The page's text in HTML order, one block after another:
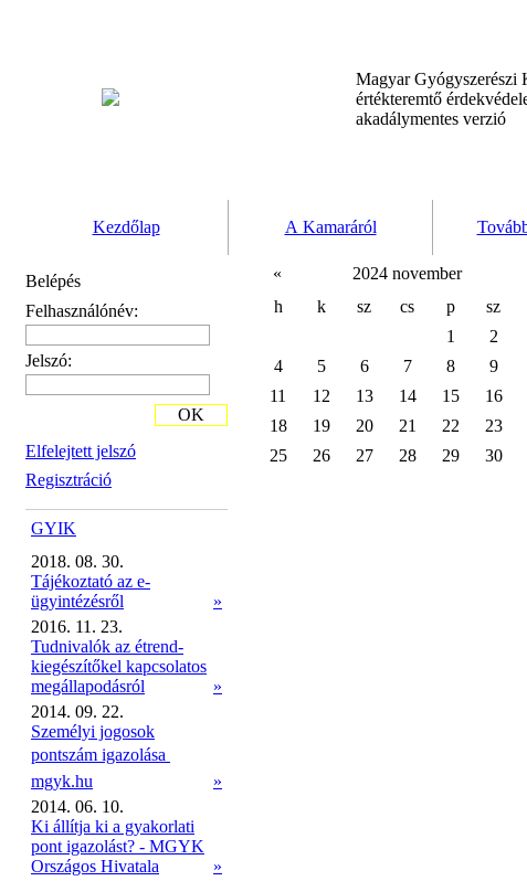
Magyar Gyógyszerészi
értékteremtő
akadálymentes verzió
Kezdőlap A Kamaráról
Belépés
Felhasználónév:
Jelszó:
Elfelejtett jelszó
Regisztráció
OK
GYIK
2018. 08. 30.
Tájékoztató az e-
ügyintézésről
»
2016. 11. 23.
Tudnivalók az étrend-
kiegészítőkel kapcsolatos
megállapodásról
»
2014. 09. 22.
Személyi jogosok
pontszám igazolása 
mgyk.hu
»
2014. 06. 10.
Ki állítja ki a gyakorlati
pont igazolást? - MGYK
Országos Hivatala
»
« 2024 november
h
k sz cs p sz
1
2
4
5 6 7 8 9
11
12 13 14 15 16
18
19 20 21 22 23
25
26 27 28 29 30